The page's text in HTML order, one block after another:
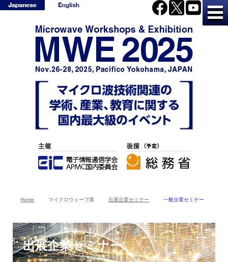
Home マイクロウェーブ展 出展企業セミナー 一般企業セミナー
出展企業セミナー